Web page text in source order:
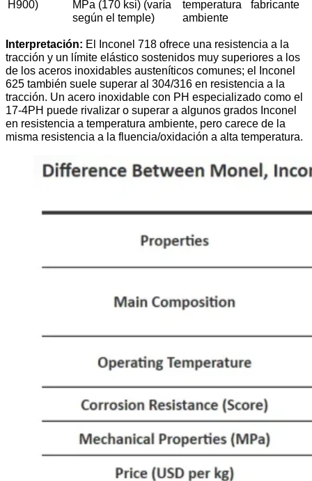
H900)
MPa (170 ksi) (varía
según el temple)
temperatura
ambiente
fabricante
Interpretación: El Inconel 718 ofrece una resistencia a la
tracción y un límite elástico sostenidos muy superiores a los
de los aceros inoxidables austeníticos comunes; el Inconel
625 también suele superar al 304/316 en resistencia a la
tracción. Un acero inoxidable con PH especializado como el
17-4PH puede rivalizar o superar a algunos grados Inconel
en resistencia a temperatura ambiente, pero carece de la
misma resistencia a la fluencia/oxidación a alta temperatura.